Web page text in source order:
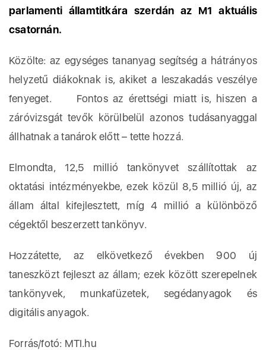
parlamenti államtitkára szerdán az M1 aktuális
csatornán.
Közölte: az egységes tananyag segítség a hátrányos
helyzetű diákoknak is, akiket a leszakadás veszélye
fenyeget. Fontos az érettségi miatt is, hiszen a
záróvizsgát tevők körülbelül azonos tudásanyaggal
állhatnak a tanárok előtt – tette hozzá.
Elmondta, 12,5 millió tankönyvet szállítottak az
oktatási intézményekbe, ezek közül 8,5 millió új, az
állam által kifejlesztett, míg 4 millió a különböző
cégektől beszerzett tankönyv.
Hozzátette, az elkövetkező években 900 új
taneszközt fejleszt az állam; ezek között szerepelnek
tankönyvek, munkafüzetek, segédanyagok és
digitális anyagok.
Forrás/fotó: MTI.hu